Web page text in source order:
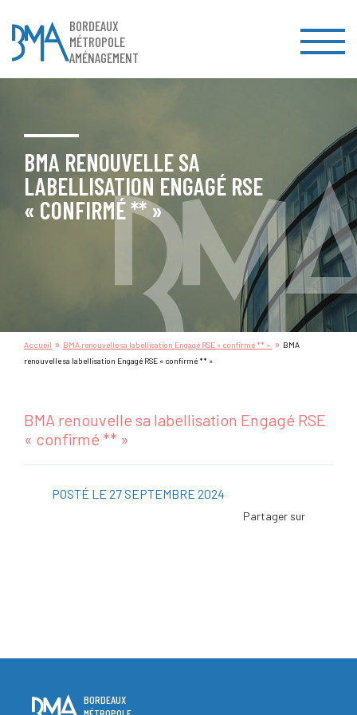
BORDEAUX
MÉTROPOLE
AMÉNAGEMENT
BMA RENOUVELLE SA
LABELLISATION ENGAGÉ RSE
« CONFIRMÉ ** »
Accueil » BMA renouvelle sa labellisation Engagé RSE « confirmé ** » » BMA
renouvelle sa labellisation Engagé RSE « confirmé ** »
BMA renouvelle sa labellisation Engagé RSE
« confirmé ** »
POSTÉ LE 27 SEPTEMBRE 2024
Twitter
Viadeo
ScoopIt
BORDEAUX